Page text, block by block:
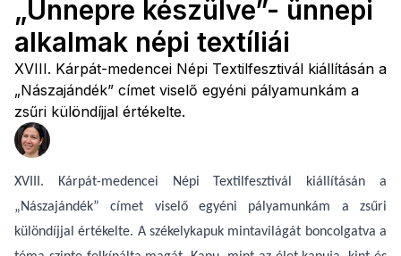
„Ünnepre készülve”- ünnepi
alkalmak népi textíliái
XVIII. Kárpát-medencei Népi Textilfesztivál kiállításán a
„Nászajándék” címet viselő egyéni pályamunkám a
zsűri különdíjjal értékelte.
XVIII. Kárpát-medencei Népi Textilfesztivál kiállításán a
„Nászajándék” címet viselő egyéni pályamunkám a zsűri
különdíjjal értékelte. A székelykapuk mintavilágát boncolgatva a